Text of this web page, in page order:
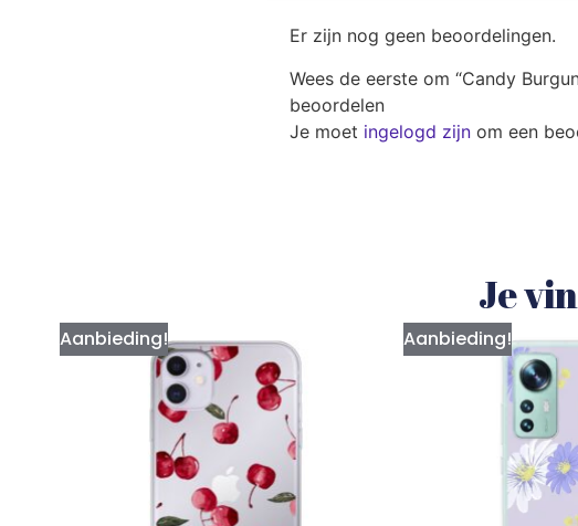
Er zijn nog geen beoordelingen.
Wees de eerste om “Candy
beoordelen
Je moet ingelogd zijn om een
Je
Aanbieding! Aanbieding!